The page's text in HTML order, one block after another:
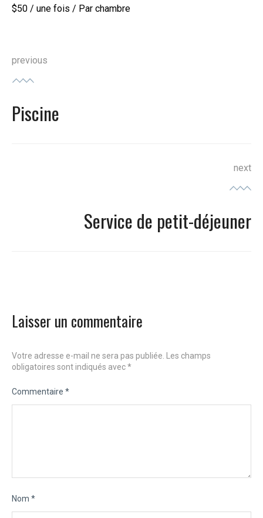
$50 / une fois / Par chambre
Navigation
de
l’article
previous
Previous
post:
Piscine
next
Service de petit-déjeuner
Laisser un commentaire
Votre adresse e-mail ne sera pas publiée.
Les champs
obligatoires sont indiqués avec*
Commentaire *
Nom *